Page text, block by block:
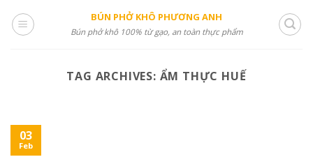
BÚN PHỞ KHÔ PHƯƠNG ANH
Bún phở khô 100% từ gạo, an toàn thực phẩm
TAG ARCHIVES: ẨM THỰC HUẾ
03
Feb